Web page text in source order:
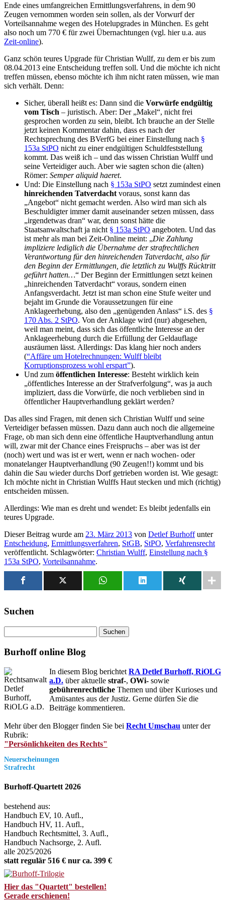
Ende eines umfangreichen Ermittlungsverfahrens, in dem 90
Zeugen vernommen worden sein sollen, als der Vorwurf der
Vorteilsannahme wegen des Hotelupgrades in München. Es geht
also noch um 770 € für zwei Übernachtungen (vgl. hier u.a. aus
Zeit-online).
Ganz schön teures Upgrade für Christian Wullf, zu dem er bis zum
08.04.2013 eine Entscheidung treffen soll. Und die möchte ich nicht
treffen müssen, ebenso möchte ich ihm nicht raten müssen, wie man
sich verhält. Denn:
Sicher, überall heißt es: Dann sind die Vorwürfe endgültig
vom Tisch – juristisch. Aber: Der „Makel“, nicht frei
gesprochen worden zu sein, bleibt. Ich brauche an der Stelle
jetzt keinen Kommentar dahin, dass es nach der
Rechtsprechung des BVerfG bei einer Einstellung nach §
153a StPO nicht zu einer endgültigen Schuldfeststellung
kommt. Das weiß ich – und das wissen Christian Wulff und
seine Verteidiger auch. Aber wie sagten schon die (alten)
Römer: Semper aliquid haeret.
Und: Die Einstellung nach § 153a StPO setzt zumindest einen
hinreichenden Tatverdacht voraus, sonst kann das
„Angebot“ nicht gemacht werden. Also wird man sich als
Beschuldigter immer damit auseinander setzen müssen, dass
„irgendetwas dran“ war, denn sonst hätte die
Staatsanwaltschaft ja nicht § 153a StPO angeboten. Und das
ist mehr als man bei Zeit-Online meint: „Die Zahlung
impliziere lediglich die Übernahme der strafrechtlichen
Verantwortung für den hinreichenden Tatverdacht, also für
den Beginn der Ermittlungen, die letztlich zu Wulffs Rücktritt
geführt hatten…“ Der Beginn der Ermittlungen setzt keinen
„hinreichenden Tatverdacht“ voraus, sondern einen
Anfangsverdacht. Jetzt ist man schon eine Stufe weiter und
bejaht im Grunde die Voraussetzungen für eine
Anklageerhebung, also den „genügenden Anlass“ i.S. des §
170 Abs. 2 StPO. Von der Anklage wird (nur) abgesehen,
weil man meint, dass sich das öffentliche Interesse an der
Anklageerhebung durch die Erfüllung der Geldauflage
ausräumen lässt. Allerdings: Das klang hier noch anders
(“Affäre um Hotelrechnungen: Wulff bleibt
Korruptionsprozess wohl erspart”).
Und zum öffentlichen Interesse: Besteht wirklich kein
„öffentliches Interesse an der Strafverfolgung“, was ja auch
impliziert, dass die Vorwürfe, die noch verblieben sind in
öffentlicher Hauptverhandlung geklärt werden?
Das alles sind Fragen, mit denen sich Christian Wulff und seine
Verteidiger befassen müssen. Dazu dann auch noch die allgemeine
Frage, ob man sich denn eine öffentliche Hauptverhandlung antun
will, zwar mit der Chance eines Freispruchs – aber was ist der
(noch) wert und was ist er wert, wenn er nach wochen- oder
monatelanger Hauptverhandlung (90 Zeugen!!) kommt und bis
dahin die Sau wieder durchs Dorf getrieben worden ist. Wie gesagt:
Ich möchte nicht in Christian Wulffs Haut stecken und mich (richtig)
entscheiden müssen.
Allerdings: Wie man es dreht und wendet: Es bleibt jedenfalls ein
teures Upgrade.
Dieser Beitrag wurde am 23. März 2013 von Detlef Burhoffunter
Entscheidung, Ermittlungsverfahren, StGB, StPO, Verfahrensrecht
veröffentlicht. Schlagwörter: Christian Wulff, Einstellung nach §
153a StPO, Vorteilsannahme.
Suchen
nach:
Burhoff online Blog
In diesem Blog berichtet RA Detlef Burhoff, RiOLG
a.D. über aktuelle straf-, OWi- sowie
gebührenrechtliche Themen und über Kurioses und
Amüsantes aus der Justiz. Gerne dürfen Sie die
Beiträge kommentieren.
Mehr über den Blogger finden Sie bei Recht Umschau unter der
Rubrik:
"Persönlichkeiten des Rechts"
Neuerscheinungen
Strafrecht
Burhoff-Quartett 2026
bestehend aus:
Handbuch EV, 10. Aufl.,
Handbuch HV, 11. Aufl.,
Handbuch Rechtsmittel, 3. Aufl.,
Handbuch Nachsorge, 2. Aufl.
alle 2025/2026
statt regulär 516 € nur ca. 399 €
Hier das "Quartett" bestellen!
Gerade erschienen!